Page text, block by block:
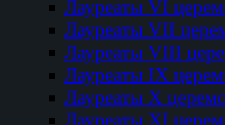
Лауреаты VI
Лауреаты VII
Лауреаты VIII
Лауреаты IX
Лауреаты Х
Лауреаты XI